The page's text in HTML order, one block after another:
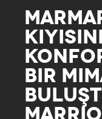
BIR